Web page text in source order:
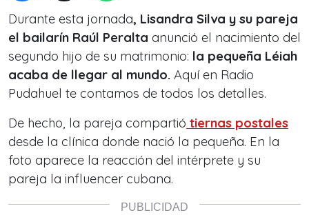
Durante esta jornada, Lisandra Silva y su pareja
el bailarín Raúl Peralta anunció el nacimiento del
segundo hijo de su matrimonio: la pequeña Léiah
acaba de llegar al mundo. Aquí en Radio
Pudahuel te contamos de todos los detalles.
De hecho, la pareja compartió tiernas postales
desde la clínica donde nació la pequeña. En la
foto aparece la reacción del intérprete y su
pareja la influencer cubana.